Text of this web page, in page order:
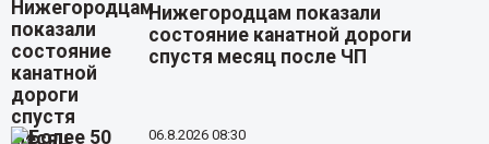
Нижегородцам показали
состояние канатной дороги
спустя месяц после ЧП
06.8.2026 08:30